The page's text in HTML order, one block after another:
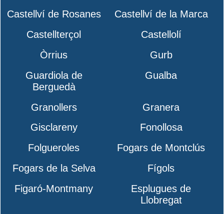
Castellví de Rosanes
Castellví de la Marca
Castellterçol
Castellolí
Òrrius
Gurb
Guardiola de
Berguedà
Gualba
Granollers
Granera
Gisclareny
Fonollosa
Folgueroles
Fogars de Montclús
Fogars de la Selva
Fígols
Figaró-Montmany
Esplugues de
Llobregat